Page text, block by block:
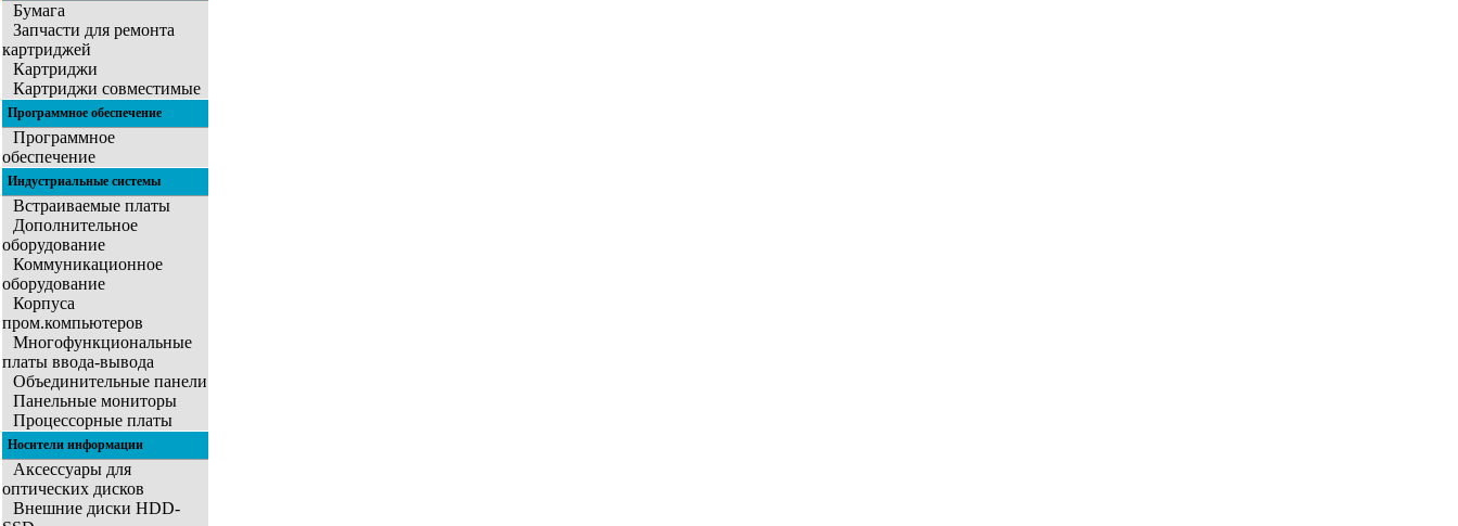
Бумага
Запчасти для ремонта
картриджей
Картриджи
Картриджи совместимые
Программное обеспечение
Программное
обеспечение
Индустриальные системы
Встраиваемые платы
Дополнительное
оборудование
Коммуникационное
оборудование
Корпуса
пром.компьютеров
Многофункциональные
платы ввода-вывода
Объединительные панели
Панельные мониторы
Процессорные платы
Носители информации
Аксессуары для
оптических дисков
Внешние диски HDD-